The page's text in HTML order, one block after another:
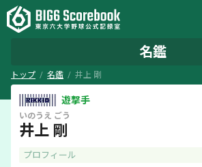
名鑑
トップ 名鑑 井上 剛
遊撃手
井上 剛
いのうえ ごう
プロフィール